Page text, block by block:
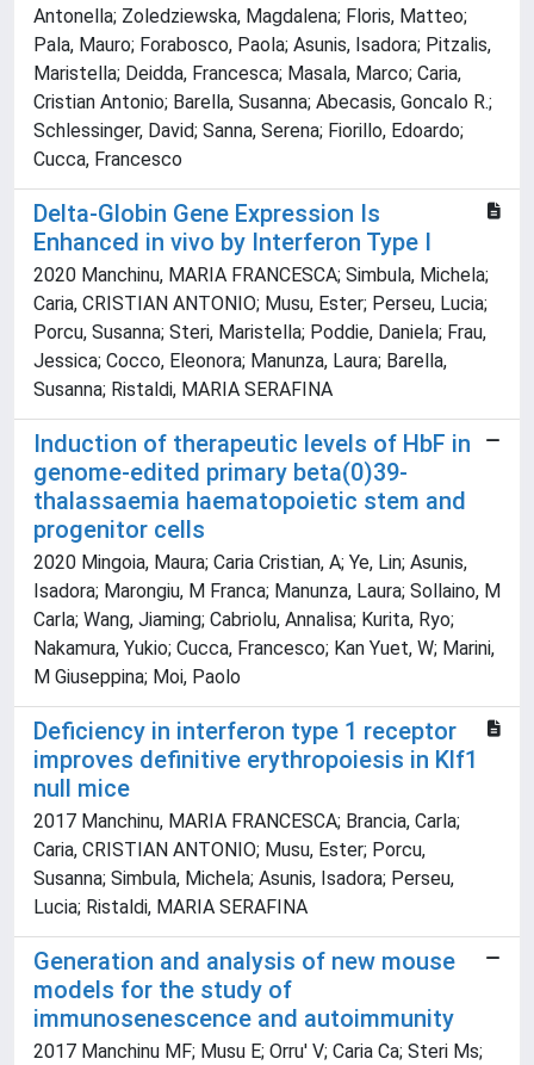
Antonella; Zoledziewska, Magdalena; Floris, Matteo;
Pala, Mauro; Forabosco, Paola; Asunis, Isadora; Pitzalis,
Maristella; Deidda, Francesca; Masala, Marco; Caria,
Cristian Antonio; Barella, Susanna; Abecasis, Goncalo R.;
Schlessinger, David; Sanna, Serena; Fiorillo, Edoardo;
Cucca, Francesco
Delta-Globin Gene Expression Is
Enhanced in vivo by Interferon Type I
2020 Manchinu, MARIA FRANCESCA; Simbula, Michela;
Caria, CRISTIAN ANTONIO; Musu, Ester; Perseu, Lucia;
Porcu, Susanna; Steri, Maristella; Poddie, Daniela; Frau,
Jessica; Cocco, Eleonora; Manunza, Laura; Barella,
Susanna; Ristaldi, MARIA SERAFINA
Induction of therapeutic levels of HbF in
genome-edited primary beta(0)39-
thalassaemia haematopoietic stem and
progenitor cells
2020 Mingoia, Maura; Caria Cristian, A; Ye, Lin; Asunis,
Isadora; Marongiu, M Franca; Manunza, Laura; Sollaino, M
Carla; Wang, Jiaming; Cabriolu, Annalisa; Kurita, Ryo;
Nakamura, Yukio; Cucca, Francesco; Kan Yuet, W; Marini,
M Giuseppina; Moi, Paolo
Deficiency in interferon type 1 receptor
improves definitive erythropoiesis in Klf1
null mice
2017 Manchinu, MARIA FRANCESCA; Brancia, Carla;
Caria, CRISTIAN ANTONIO; Musu, Ester; Porcu,
Susanna; Simbula, Michela; Asunis, Isadora; Perseu,
Lucia; Ristaldi, MARIA SERAFINA
Generation and analysis of new mouse
models for the study of
immunosenescence and autoimmunity
2017 Manchinu MF; Musu E; Orru' V; Caria Ca; Steri Ms;